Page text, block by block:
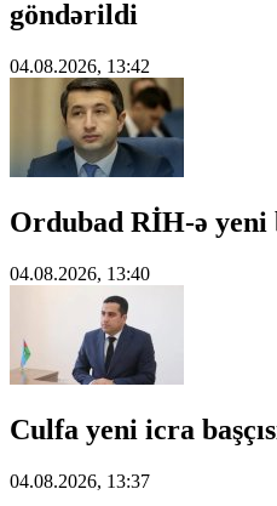
göndərildi
04.08.2026, 13:42
Ordubad RİH-ə yeni
04.08.2026, 13:40
Culfa yeni icra
04.08.2026, 13:37